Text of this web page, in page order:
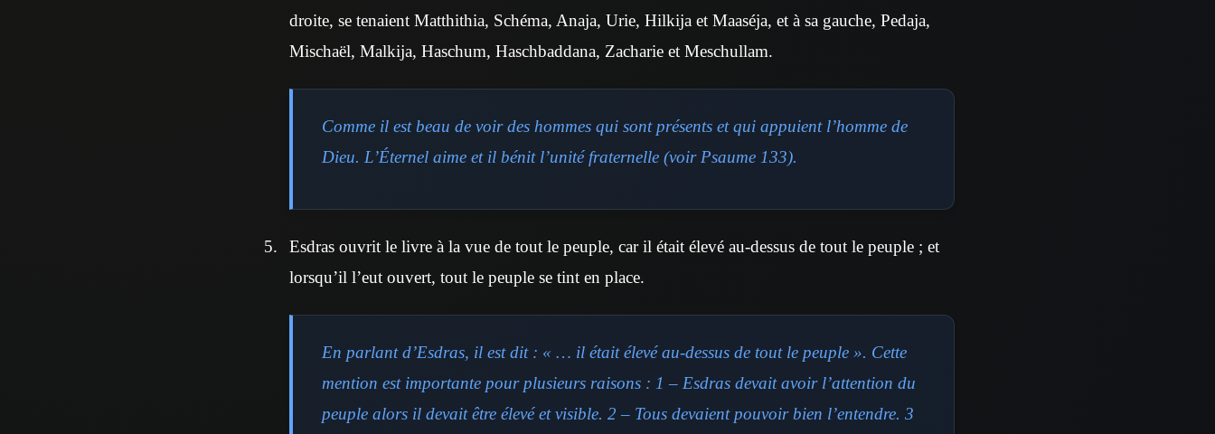
droite, se tenaient Matthithia, Schéma, Anaja, Urie, Hilkija et Maaséja, et à sa gauche, Pedaja,
Mischaël, Malkija, Haschum, Haschbaddana, Zacharie et Meschullam.
Comme il est beau de voir des hommes qui sont présents et qui appuient l’homme de
Dieu. L’Éternel aime et il bénit l’unité fraternelle (voir Psaume 133).
Esdras ouvrit le livre à la vue de tout le peuple, car il était élevé au-dessus de tout le peuple ; et
lorsqu’il l’eut ouvert, tout le peuple se tint en place.
En parlant d’Esdras, il est dit : « … il était élevé au-dessus de tout le peuple ». Cette
mention est importante pour plusieurs raisons : 1 – Esdras devait avoir l’attention du
peuple alors il devait être élevé et visible. 2 – Tous devaient pouvoir bien l’entendre. 3